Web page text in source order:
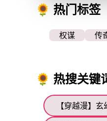
🌻 热门标签
权谋 传
🌻 热搜关键
【穿越漫】玄